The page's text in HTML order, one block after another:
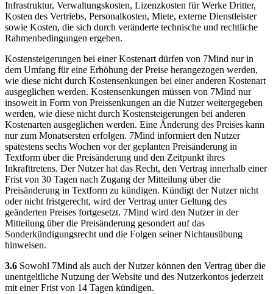
Infrastruktur, Verwaltungskosten, Lizenzkosten für Werke Dritter,
Kosten des Vertriebs, Personalkosten, Miete, externe Dienstleister
sowie Kosten, die sich durch veränderte technische und rechtliche
Rahmenbedingungen ergeben.
Kostensteigerungen bei einer Kostenart dürfen von 7Mind nur in
dem Umfang für eine Erhöhung der Preise herangezogen werden,
wie diese nicht durch Kostensenkungen bei einer anderen Kostenart
ausgeglichen werden. Kostensenkungen müssen von 7Mind nur
insoweit in Form von Preissenkungen an die Nutzer weitergegeben
werden, wie diese nicht durch Kostensteigerungen bei anderen
Kostenarten ausgeglichen werden. Eine Änderung des Preises kann
nur zum Monatsersten erfolgen. 7Mind informiert den Nutzer
spätestens sechs Wochen vor der geplanten Preisänderung in
Textform über die Preisänderung und den Zeitpunkt ihres
Inkrafttretens. Der Nutzer hat das Recht, den Vertrag innerhalb einer
Frist von 30 Tagen nach Zugang der Mitteilung über die
Preisänderung in Textform zu kündigen. Kündigt der Nutzer nicht
oder nicht fristgerecht, wird der Vertrag unter Geltung des
geänderten Preises fortgesetzt. 7Mind wird den Nutzer in der
Mitteilung über die Preisänderung gesondert auf das
Sonderkündigungsrecht und die Folgen seiner Nichtausübung
hinweisen.
3.6 Sowohl 7Mind als auch der Nutzer können den Vertrag über die
unentgeltliche Nutzung der Website und des Nutzerkontos jederzeit
mit einer Frist von 14 Tagen kündigen.